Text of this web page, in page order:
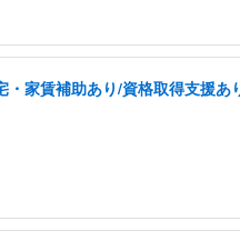
家賃補助あり/資格取得支援あ